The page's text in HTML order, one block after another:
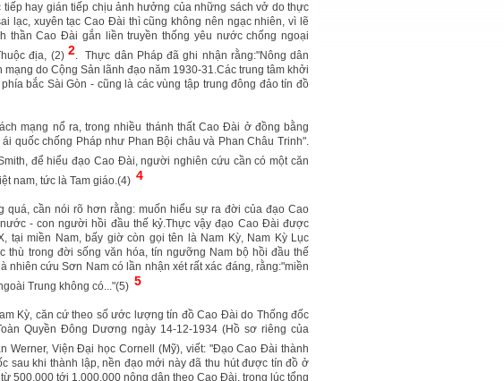
hay gián tiếp chịu ảnh hưởng của những sách vở do thực
lạc, xuyên tạc Cao Đài thì cũng không nên ngạc nhiên, vì lẽ
thần Cao Đài gắn liền truyền thống yêu nước chống ngoại
địa, (2) 2. Thực dân Pháp đã ghi nhận rằng:"Nông dân
do Cộng Sản lãnh đạo năm 1930-31.Các trung tâm khởi
bắc Sài Gòn - cũng là các vùng tập trung đông đảo tín đồ
mạng nổ ra, trong nhiều thánh thất Cao Đài ở đồng bằng
quốc chống Pháp như Phan Bội châu và Phan Châu Trinh".
để hiểu đạo Cao Đài, người nghiên cứu cần có một căn
nam, tức là Tam giáo.(4) 4
quá, cần nói rõ hơn rằng: muốn hiểu sự ra đời của đạo Cao
- con người hồi đầu thế kỷ.Thực vậy đạo Cao Đài được
tại miền Nam, bấy giờ còn gọi tên là Nam Kỳ, Nam Kỳ Lục
thù trong đời sống văn hóa, tín ngưỡng Nam bộ hồi đầu thế
nhiên cứu Sơn Nam có lần nhận xét rất xác đáng, rằng:"miền
Trung không có..."(5) 5
Kỳ, căn cứ theo số ước lượng tín đồ Cao Đài do Thống đốc
Quyền Đông Dương ngày 14-12-1934 (Hồ sơ riêng của
Werner, Viện Đại học Cornell (Mỹ), viết: "Đạo Cao Đài thành
sau khi thành lập, nền đạo mới này đã thu hút được tín đồ ở
500.000 tới 1.000.000 nông dân theo Cao Đài, trong lúc tổng